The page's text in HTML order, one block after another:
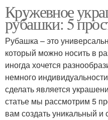
Кружевное
рубашки: 5
Рубашка – это
который можно носить в
иногда хочется
немного
сделать является
статье мы рассмотрим 5
вам создать уникальный и